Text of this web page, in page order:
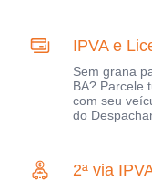
IPVA e
Sem grana
BA? Parcele
com seu
do
2ª via